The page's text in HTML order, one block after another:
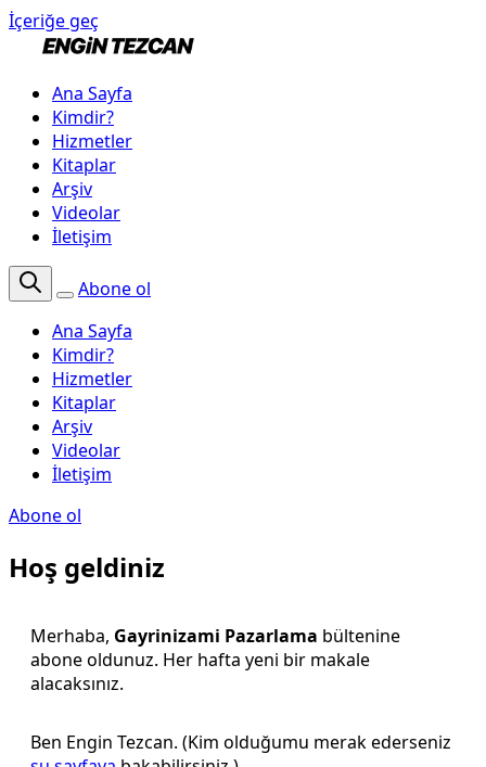
İçeriğe geç
Ana Sayfa
Kimdir?
Hizmetler
Kitaplar
Arşiv
Videolar
İletişim
Abone ol
Ana Sayfa
Kimdir?
Hizmetler
Kitaplar
Arşiv
Videolar
İletişim
Abone ol
Hoş geldiniz
Merhaba, Gayrinizami Pazarlama bültenine
abone oldunuz. Her hafta yeni bir makale
alacaksınız.
Ben Engin Tezcan. (Kim olduğumu merak ederseniz